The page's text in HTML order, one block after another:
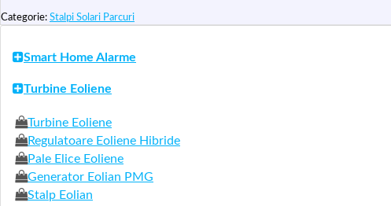
Iluminare
Stradala
Panouri
Fotovoltaice
APE10
Categorie: Stalpi Solari Parcuri
Smart Home Alarme
Turbine Eoliene
Turbine Eoliene
Regulatoare Eoliene Hibride
Pale Elice Eoliene
Generator Eolian PMG
Stalp Eolian